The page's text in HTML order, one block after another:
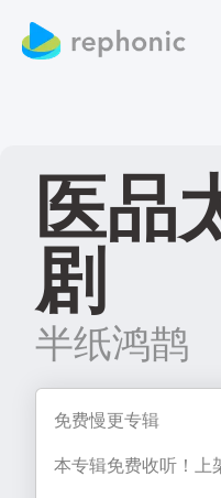
医品
剧
半纸鸿鹊
免费慢更专辑
本专辑免费收听！上